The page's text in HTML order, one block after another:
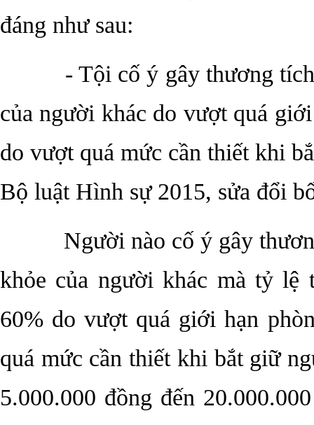
đáng như sau:
- Tội cố ý gây thương tích
của người khác do vượt quá
do vượt quá mức cần thiết khi
Bộ luật Hình sự 2015, sửa đổi
Người nào cố ý gây
khỏe của người khác mà tỷ lệ
60% do vượt quá giới hạn
quá mức cần thiết khi bắt giữ
5.000.000 đồng đến